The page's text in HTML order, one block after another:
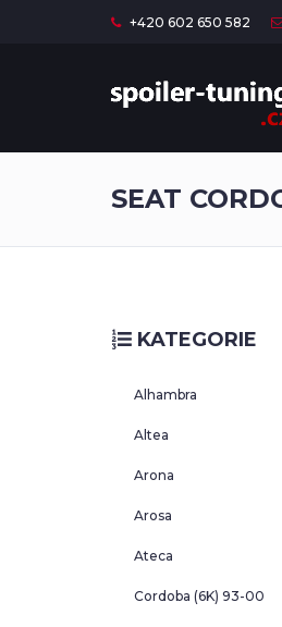
+420 602 650 582
SEAT
KATEGORIE
Alhambra
Altea
Arona
Arosa
Ateca
Cordoba (6K) 93-00